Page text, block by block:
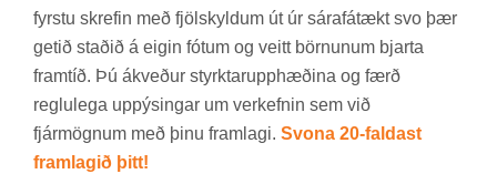
fyrstu skref­in með fjöl­skyld­um út úr sára­fá­tækt svo þær
get­ið stað­ið á eig­in fót­um og veitt börn­un­um bjarta
fram­tíð. Þú ákveð­ur styrkt­ar­upp­hæð­ina og færð
reglu­lega upp­ýs­ing­ar um verk­efn­in sem við
fjár­mögn­um með þinu fram­lagi. Svona 20-faldast
framlagið þitt!